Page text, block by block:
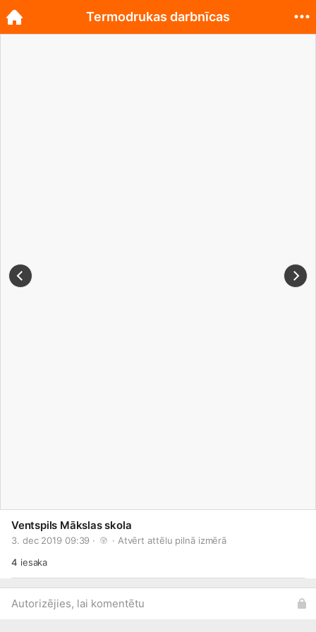
Ventspils Mākslas skola
3. dec 2019 09:39 · · Atvērt attēlu pilnā izmērā
4 iesaka
Autorizējies, lai komentētu
Termodrukas darbnīcas